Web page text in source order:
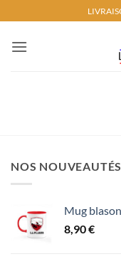
au
contenu
NOS NOUVEAUTÉS
Mug
8,90€